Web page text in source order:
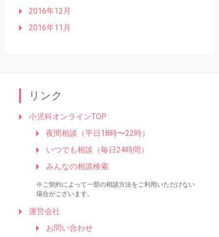
2016年12月
2016年11月
リンク
小児科オンラインTOP
夜間相談（平日18時〜22時）
いつでも相談（毎日24時間）
みんなの相談検索
※ご契約によって一部の相談方法をご利用いただけない
場合がございます。
運営会社
お問い合わせ